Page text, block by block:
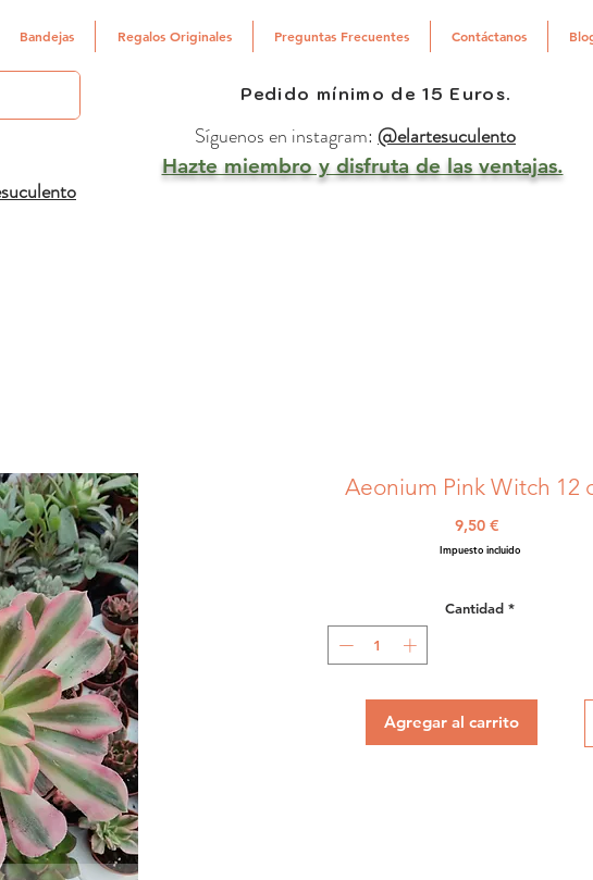
Bandejas Regalos Originales Preguntas Frecuentes Contáctanos
Pedido mínimo de 15 Euros.
Síguenos en instagram: @elartesuculento
Hazte miembro y disfruta de las ventajas.
Aeonium Pink Witch 12
9,50 €
Impuesto incluido
Cantidad *
Agregar al carrito